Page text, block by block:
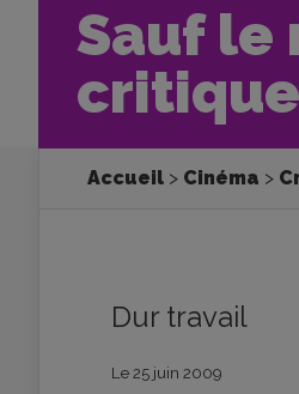
Sauf le
critique
Accueil Cinéma
Dur travail
Le 25 juin 2009